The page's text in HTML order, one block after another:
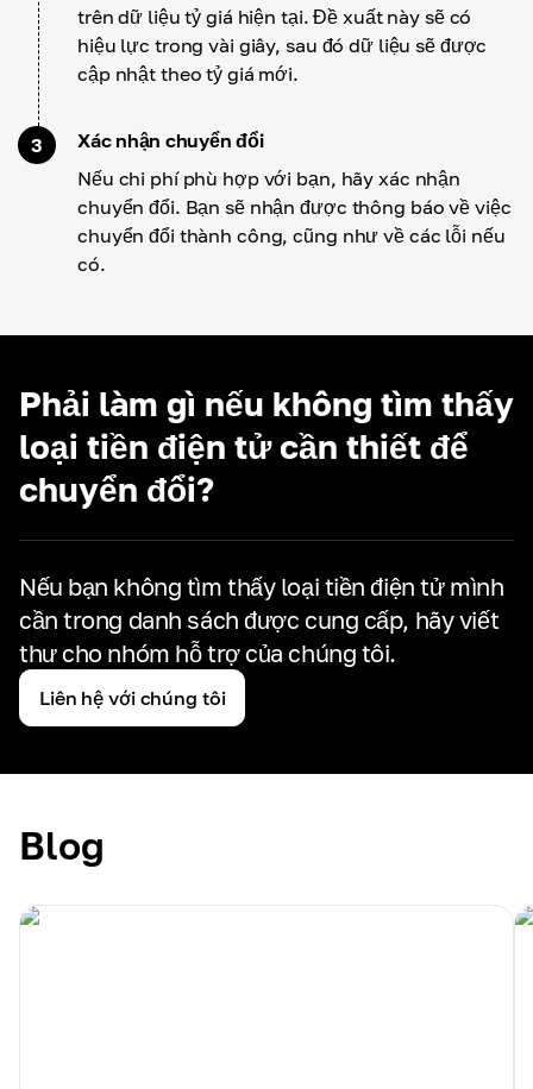
trên dữ liệu tỷ giá hiện tại. Đề xuất này sẽ có
hiệu lực trong vài giây, sau đó dữ liệu sẽ được
cập nhật theo tỷ giá mới.
3
Xác nhận chuyển đổi
Nếu chi phí phù hợp với bạn, hãy xác nhận
chuyển đổi. Bạn sẽ nhận được thông báo về việc
chuyển đổi thành công, cũng như về các lỗi nếu
có.
Phải làm gì nếu không tìm thấy
loại tiền điện tử cần thiết để
chuyển đổi?
Nếu bạn không tìm thấy loại tiền điện tử mình
cần trong danh sách được cung cấp, hãy viết
thư cho nhóm hỗ trợ của chúng tôi.
Liên hệ với chúng tôi
Blog